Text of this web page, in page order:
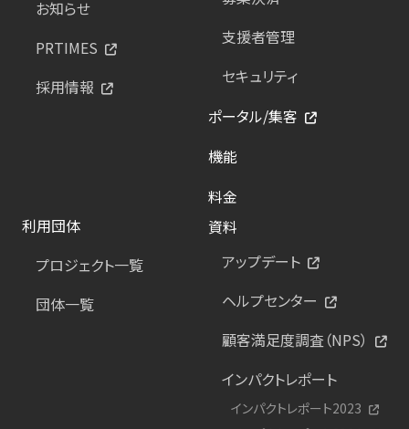
お知らせ
PRTIMES
採用情報
支援者管理
セキュリティ
ポータル/集客
機能
料金
利用団体
プロジェクト一覧
団体一覧
資料
アップデート
ヘルプセンター
顧客満足度調査（NPS）
インパクトレポート
インパクトレポート2023